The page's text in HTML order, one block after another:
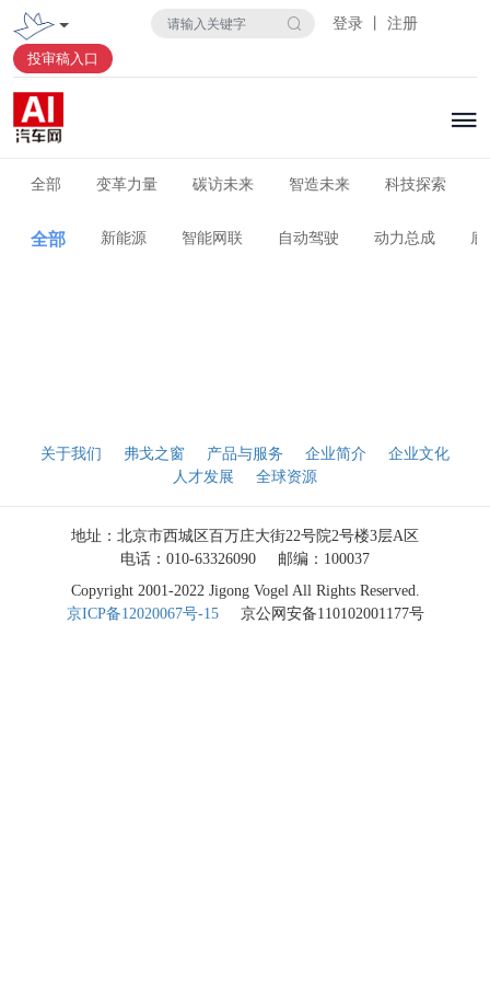
登录 丨 注册
投审稿入口
全部 变革力量 碳访未来 智造未来 科技探索
全部 新能源 智能网联 自动驾驶 动力总成 底
关于我们 弗戈之窗 产品与服务 企业简介
企业文化
人才发展
全球资源
地址：北京市西城区百万庄大街22号院2号楼3层A区
电话：010-63326090
邮编：100037
Copyright 2001-2022 Jigong Vogel All Rights Reserved.
京ICP备12020067号-15
京公网安备110102001177号